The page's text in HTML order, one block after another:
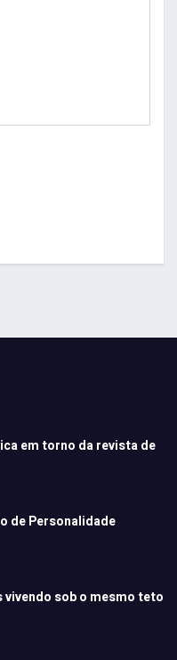
em torno da revista de
de Personalidade
sob o mesmo teto